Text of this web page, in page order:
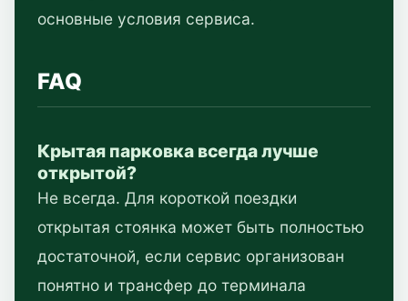
основные условия сервиса.
FAQ
Крытая парковка всегда лучше
открытой?
Не всегда. Для короткой поездки
открытая стоянка может быть полностью
достаточной, если сервис организован
понятно и трансфер до терминала